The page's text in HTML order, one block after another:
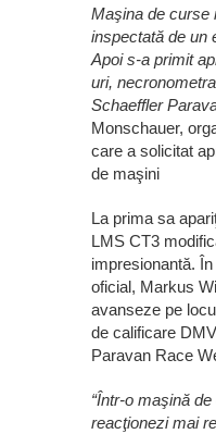
Maşina de curse
inspectată de un
Apoi s-a primit
uri,
Schaeffler
Monschauer,
care a solicitat
de maşini
La prima sa
LMS CT3
impresionantă.
oficial, Markus
avanseze pe
de calificare
Paravan Race
“Într-o maşină
reacţionezi mai